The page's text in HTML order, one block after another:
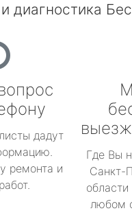
диагностика
дадут
ремонта и
Где Вы
Санкт-
любом